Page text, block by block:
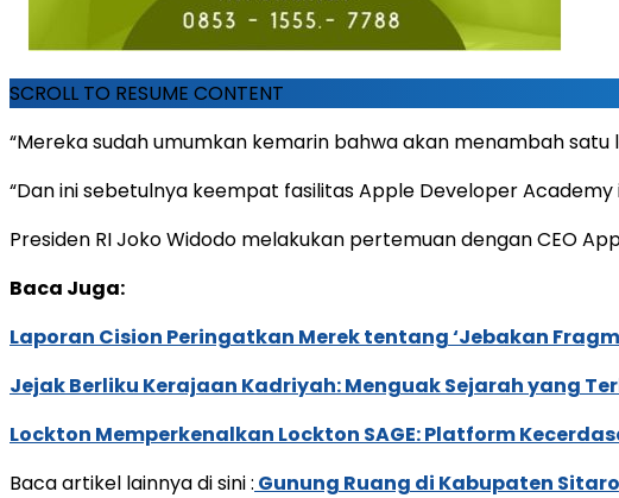
SCROLL TO RESUME CONTENT
“Mereka sudah umumkan kemarin bahwa akan menambah satu
“Dan ini sebetulnya keempat fasilitas Apple Developer
Presiden RI Joko Widodo melakukan pertemuan dengan CEO
Baca Juga:
Laporan Cision Peringatkan Merek tentang ‘Jebakan
Jejak Berliku Kerajaan Kadriyah: Menguak Sejarah yang
Lockton Memperkenalkan Lockton SAGE: Platform
Baca artikel lainnya di sini : Gunung Ruang di Kabupaten